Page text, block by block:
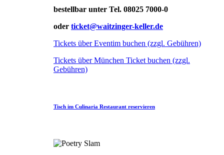
bestellbar unter Tel. 08025 7000-0
oder ticket@waitzinger-keller.de
Tickets über Eventim buchen (zzgl. Gebühren)
Tickets über München Ticket buchen (zzgl.
Gebühren)
Tisch im Culinaria Restaurant reservieren